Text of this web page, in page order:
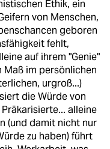
Ethik, ein
von Menschen,
geboren
fehlt,
auf ihrem "Genie"
im persönlichen
urgroß...)
die Würde von
alleine
(und damit nicht nur
zu haben) führt